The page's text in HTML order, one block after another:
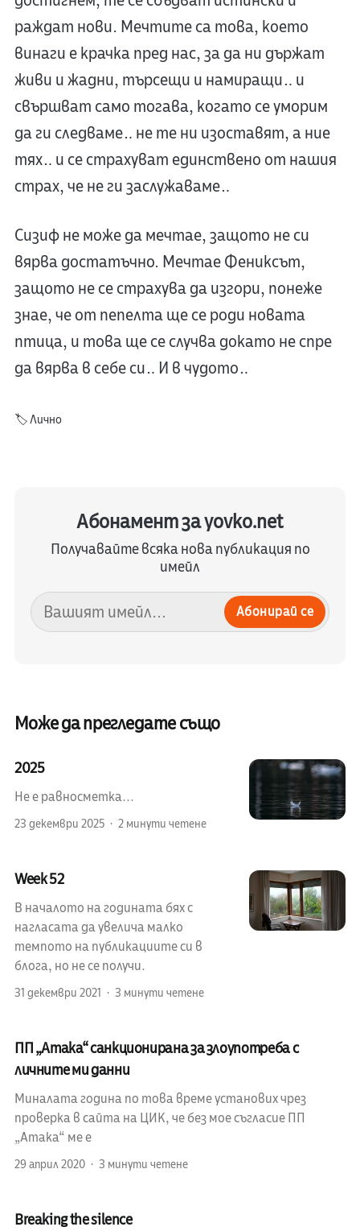
раждат нови. Мечтите са това, което
винаги е крачка пред нас, за да ни държат
живи и жадни, търсещи и намиращи… и
свършват само тогава, когато се уморим
да ги следваме… не те ни изоставят, а ние
тях… и се страхуват единствено от нашия
страх, че не ги заслужаваме…
Сизиф не може да мечтае, защото не си
вярва достатъчно. Мечтае Фениксът,
защото не се страхува да изгори, понеже
знае, че от пепелта ще се роди новата
птица, и това ще се случва докато не спре
да вярва в себе си… И в чудото…
🏷️Лично
Абонамент за yovko.net
Получавайте всяка нова публикация по
имейл
Абонирай се
Може да прегледате също
2025
Не е равносметка...
23 декември 2025 2 минути четене
Week 52
В началото на годината бях с
нагласата да увелича малко
темпото на публикациите си в
блога, но не се получи.
31 декември 2021 3 минути четене
ПП „Атака“ санкционирана за злоупотреба с
личните ми данни
Миналата година по това време установих чрез
проверка в сайта на ЦИК, че без мое съгласие ПП
„Атака“ ме е
29 април 2020 3 минути четене
Breaking the silence